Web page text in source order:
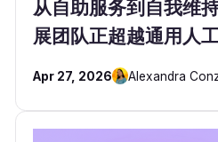
从自助服务到自我维
展团队正超越通用人
Apr 27, 2026 Alexandra